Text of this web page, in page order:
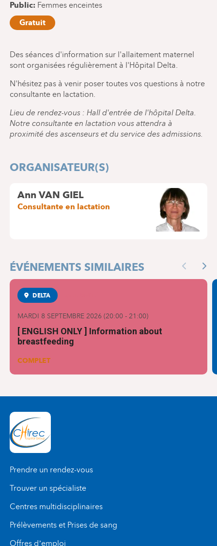
Public Femmes enceintes
Gratuit
Des séances d'information sur l'allaitement maternel
sont organisées régulièrement à l'Hôpital Delta.
N'hésitez pas à venir poser toutes vos questions à notre
consultante en lactation.
Lieu de rendez-vous : Hall d'entrée de l'hôpital Delta.
Notre consultante en lactation vous attendra à
proximité des ascenseurs et du service des admissions.
ORGANISATEUR(S)
Ann VAN GIEL
Consultante en lactation
ÉVÉNEMENTS SIMILAIRES Previous
DELTA
MARDI 8 SEPTEMBRE 2026 (20:00 - 21:00)
[ ENGLISH ONLY ] Information about
breastfeeding
COMPLET
Prendre un rendez-vous
Trouver un spécialiste
Centres multidisciplinaires
Prélèvements et Prises de sang
Offres d’emploi